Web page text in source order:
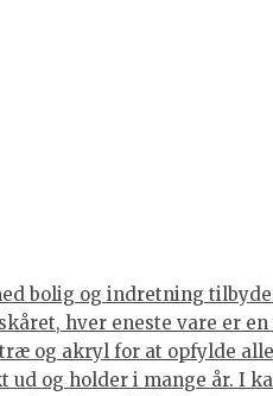
bolig og indretning
hver eneste vare er
og akryl for at opfylde
ud og holder i mange år. I